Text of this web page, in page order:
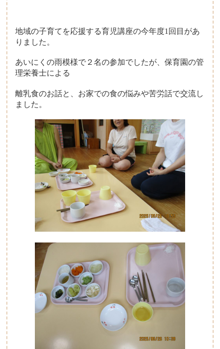
子育て支援について
地域の子育てを応援する育児講座の今年度1回目があ
りました。
あいにくの雨模様で２名の参加でしたが、保育園の管
理栄養士による
離乳食のお話と、お家での食の悩みや苦労話で交流し
ました。